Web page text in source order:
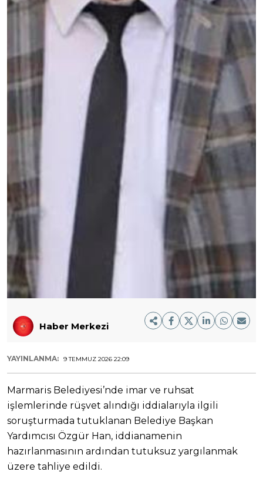
Haber Merkezi
YAYINLANMA: 9 TEMMUZ 2026 22:09
Marmaris Belediyesi’nde imar ve ruhsat
işlemlerinde rüşvet alındığı iddialarıyla ilgili
soruşturmada tutuklanan Belediye Başkan
Yardımcısı Özgür Han, iddianamenin
hazırlanmasının ardından tutuksuz yargılanmak
üzere tahliye edildi.